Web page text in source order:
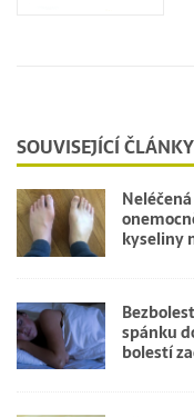
SOUVISEJÍCÍ ČLÁNKY
kyseliny
spánku
bolestí